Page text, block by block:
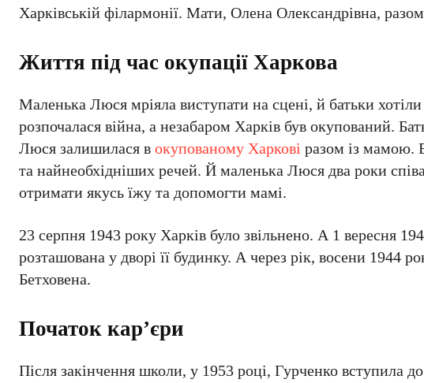
Харківській філармонії. Мати, Олена Олександрівна,
Життя під час окупації Харкова
Маленька Люся мріяла виступати на сцені, й батьки
розпочалася війна, а незабаром Харків був окупований.
Люся залишилася в окупованому Харкові разом із мамою.
та найнеобхідніших речей. Й маленька Люся два роки
отримати якусь їжу та допомогти мамі.
23 серпня 1943 року Харків було звільнено. А 1 вересня
розташована у дворі її будинку. А через рік, восени 1944
Бетховена.
Початок кар’єри
Після закінчення школи, у 1953 році, Гурченко вступила